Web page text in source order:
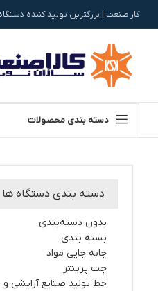
کاراصنعت | بزرگترین تولید کننده
دسته بندی محصولات
دسته بندی دستگاه ها
بدون دسته‌بندی
بسته بندی
جابه جایی مواد
جت پرینتر
خط تولید صنایع آرایشی و